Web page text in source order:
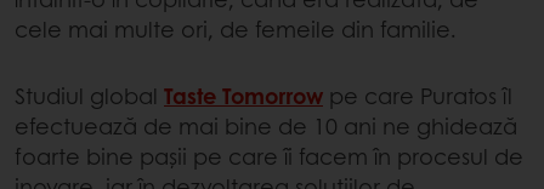
cele mai multe ori, de femeile din familie.
Studiul global Taste Tomorrow pe care Puratos îl
efectuează de mai bine de 10 ani ne ghidează
foarte bine pașii pe care îi facem în procesul de